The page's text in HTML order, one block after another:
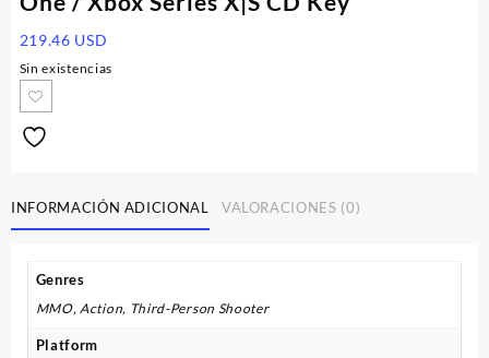
219.46 USD
Sin existencias
INFORMACIÓN ADICIONAL VALORACIONES (0)
Genres
MMO, Action, Third-Person Shooter
Platform